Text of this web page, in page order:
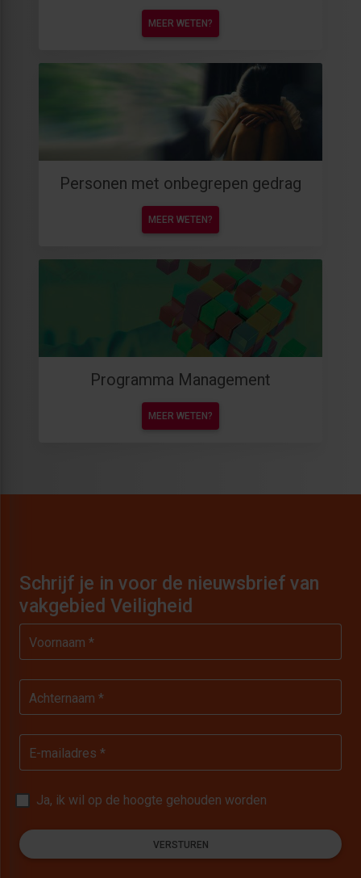
MEER WETEN?
Personen met onbegrepen gedrag
MEER WETEN?
Programma Management
MEER WETEN?
Schrijf je in voor de nieuwsbrief van
vakgebied Veiligheid
Voornaam *
Achternaam *
E-mailadres *
Ja, ik wil op de hoogte gehouden worden
VERSTUREN